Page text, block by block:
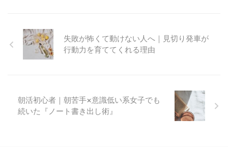
失敗が怖くて動けない人へ｜見切り発車が
行動力を育ててくれる理由
朝活初心者｜朝苦手×意識低い系女子でも
続いた『ノート書き出し術』